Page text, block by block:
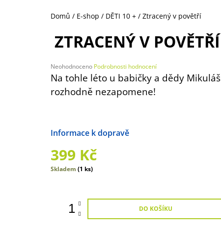
Domů / E-shop / DĚTI 10 + / Ztracený v povětří
ZTRACENÝ V POVĚTŘÍ
Průměrné
hodnocení
produktu
je
hvězdiček.
Neohodnoceno Podrobnosti hodnocení
Na tohle léto u babičky a dědy Mikuláš
rozhodně nezapomene!
399 Kč
Měrná
Skladem (1 ks)
DO KOŠÍKU